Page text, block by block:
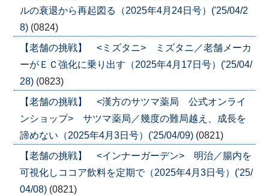
ルの衰退から再起図る（2025年4月24日号）('25/04/2
8) (0824)
【老舗の挑戦】 <ミズタニ> ミズタニ／老舗メーカ
ーがＥＣ強化に乗り出す（2025年4月17日号）('25/04/
28) (0823)
【老舗の挑戦】 <漢方のサツマ薬局 公式オンライ
ンショップ> サツマ薬局／幾度の難局越え、成長を
諦めない（2025年4月3日号）('25/04/09) (0821)
【老舗の挑戦】 <インナーガーデン> 明治／腸内を
可視化しココア飲料を定期で（2025年4月3日号）('25/
04/08) (0821)